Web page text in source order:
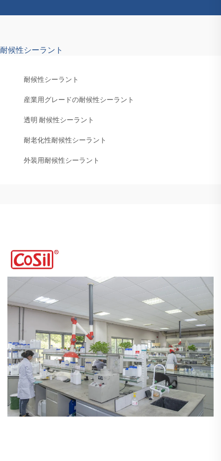
耐候性シーラント
耐候性シーラント
産業用グレードの耐候性シーラント
透明 耐候性シーラント
耐老化性耐候性シーラント
外装用耐候性シーラント